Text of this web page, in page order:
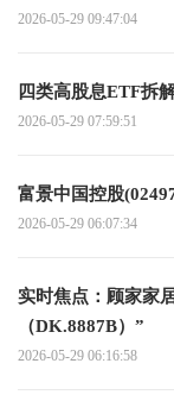
2026-05-29 09:47:04
四类高股息ETF拆
2026-05-29 07:59:51
富景中国控股
2026-05-29 06:07:34
实时焦点：顾家家
（DK.8887B）”
2026-05-29 06:16:58